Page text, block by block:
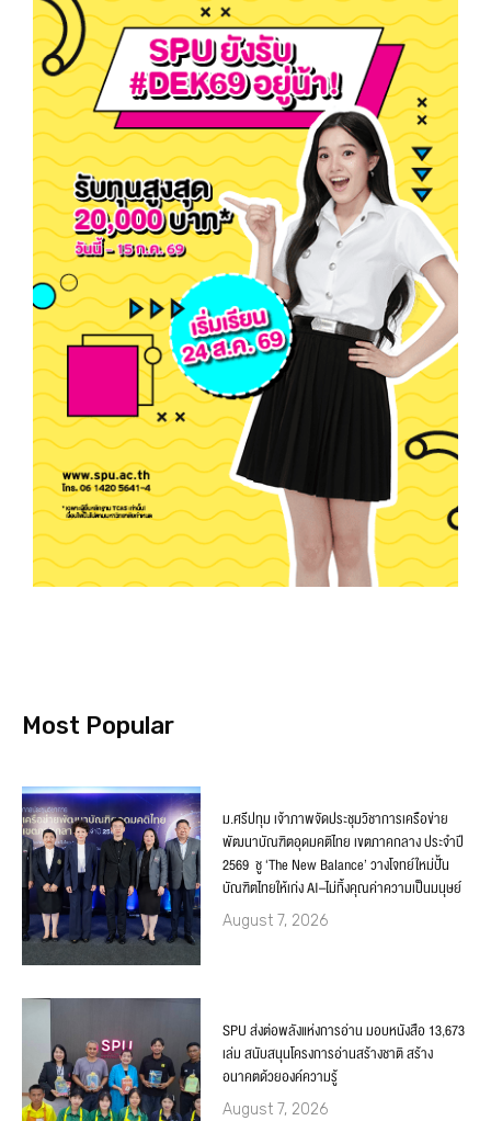
Most Popular
ม.ศรีปทุม เจ้าภาพจัดประชุมวิชาการเครือข่าย
พัฒนาบัณฑิตอุดมคติไทย เขตภาคกลาง ประจำปี
2569 ชู ‘The New Balance’ วางโจทย์ใหม่ปั้น
บัณฑิตไทยให้เก่ง AI–ไม่ทิ้งคุณค่าความเป็นมนุษย์
August 7, 2026
SPU ส่งต่อพลังแห่งการอ่าน มอบหนังสือ 13,673
เล่ม สนับสนุนโครงการอ่านสร้างชาติ สร้าง
อนาคตด้วยองค์ความรู้
August 7, 2026